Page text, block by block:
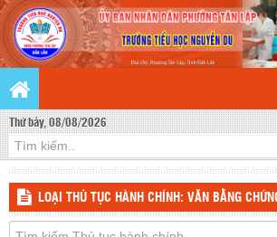
Thứ bảy, 08/08/2026
LOẠI THỦ TỤC HÀNH CHÍNH: VĂN BẰNG